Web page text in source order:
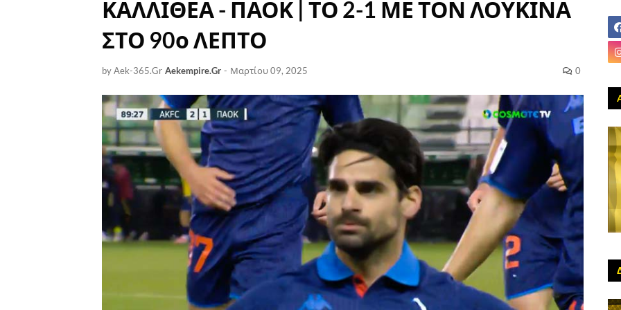
ΚΑΛΛΙΘΕΑ - ΠΑΟΚ | ΤΟ 2-1 ΜΕ ΤΟΝ ΛΟΥΚΙΝΑ
ΣΤΟ 90ο ΛΕΠΤΟ
by Aek-365.Gr Aekempire.Gr - Μαρτίου 09, 2025 0